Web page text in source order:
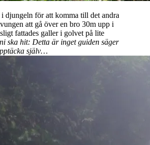
djungeln för att komma till det andra
att gå över en bro 30m upp i
fattades galler i golvet på lite
ska hit: Detta är inget guiden säger
själv…